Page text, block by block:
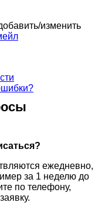
изменить
ежедневно,
за 1 неделю до
по телефону,